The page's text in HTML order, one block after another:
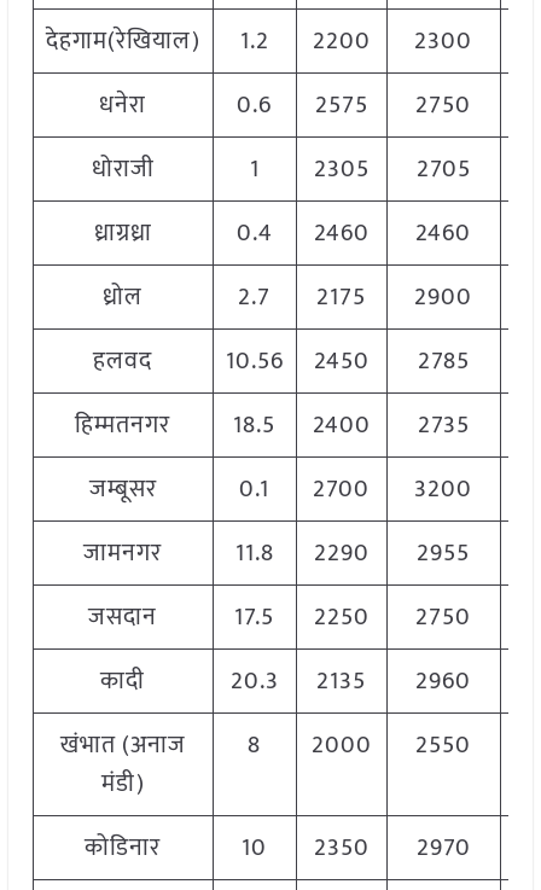
देहगाम(रेखियाल)
1.2 2200 2300
धनेरा
0.6 2575 2750
धोराजी
1 2305 2705
ध्राग्रध्रा
0.4 2460 2460
ध्रोल
2.7 2175 2900
हलवद
10.56 2450 2785
हिम्मतनगर
18.5 2400 2735
जम्बूसर
0.1 2700 3200
जामनगर
11.8 2290 2955
जसदान
17.5 2250 2750
कादी
20.3 2135 2960
खंभात (अनाज
मंडी)
8 2000 2550
कोडिनार 10 2350 2970